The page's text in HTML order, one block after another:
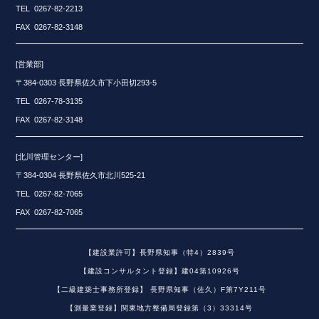
TEL 0267-82-2213
FAX 0267-82-3148
[営業部]
〒384-0303 長野県佐久市下小田切293-5
TEL 0267-78-3135
FAX 0267-82-3148
[北川管理センター]
〒384-0304 長野県佐久市北川525-21
TEL 0267-82-7065
FAX 0267-82-7065
【建設業許可】長野県知事（特4）2839号
【建設コンサルタント登録】建04第10926号
【二級建築士事務所登録】 長野県知事（佐久）F第7Y211号
【測量業登録】関東地方整備局登録第（3）33314号